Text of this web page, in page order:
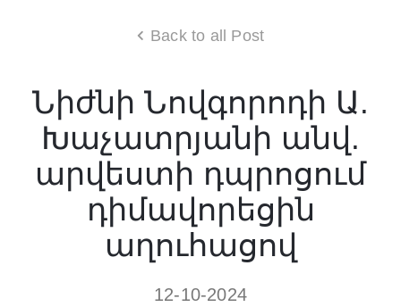
Back to all Post
Նիժնի Նովգորոդի Ա.
Խաչատրյանի անվ.
արվեստի դպրոցում
դիմավորեցին
աղուհացով
12-10-2024